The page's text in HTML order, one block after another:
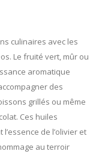
culinaires avec les
Le fruité vert, mûr ou
aromatique
des
grillés ou même
Ces huiles
de l’olivier et
au terroir